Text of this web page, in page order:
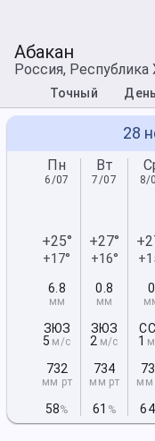
Абакан
Россия, Республика
Точный День
28
Пн
6/07
+25°
+17°
6.8
мм
ЗЮЗ
5 м/с
732
мм рт
58%
Вт
7/07
+27°
+16°
0.8
мм
ЗЮЗ
2 м/с
734
мм рт
61 %
8/
0
1
мм
64